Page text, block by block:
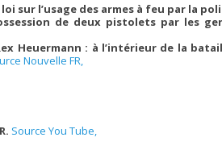
sur l’usage des armes à feu par la
de deux pistolets par les
Rex Heuermann : à l’intérieur de la
Nouvelle FR,
Source You Tube,